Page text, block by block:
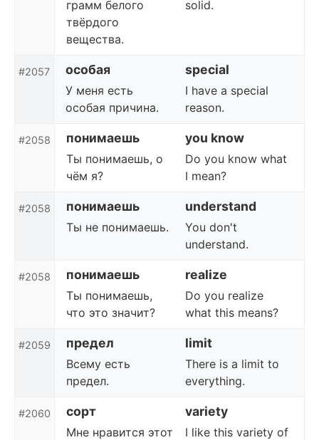
грамм белого
твёрдого
вещества.
solid.
#2057 особая special
У меня есть
особая причина.
I have a special
reason.
#2058 понимаешь you know
Ты понимаешь, о
чём я?
Do you know what
I mean?
#2058 понимаешь understand
Ты не понимаешь.
You don't
understand.
#2058 понимаешь realize
Ты понимаешь,
что это значит?
Do you realize
what this means?
#2059 предел limit
Всему есть
предел.
There is a limit to
everything.
#2060 сорт variety
Мне нравится этот
I like this variety of